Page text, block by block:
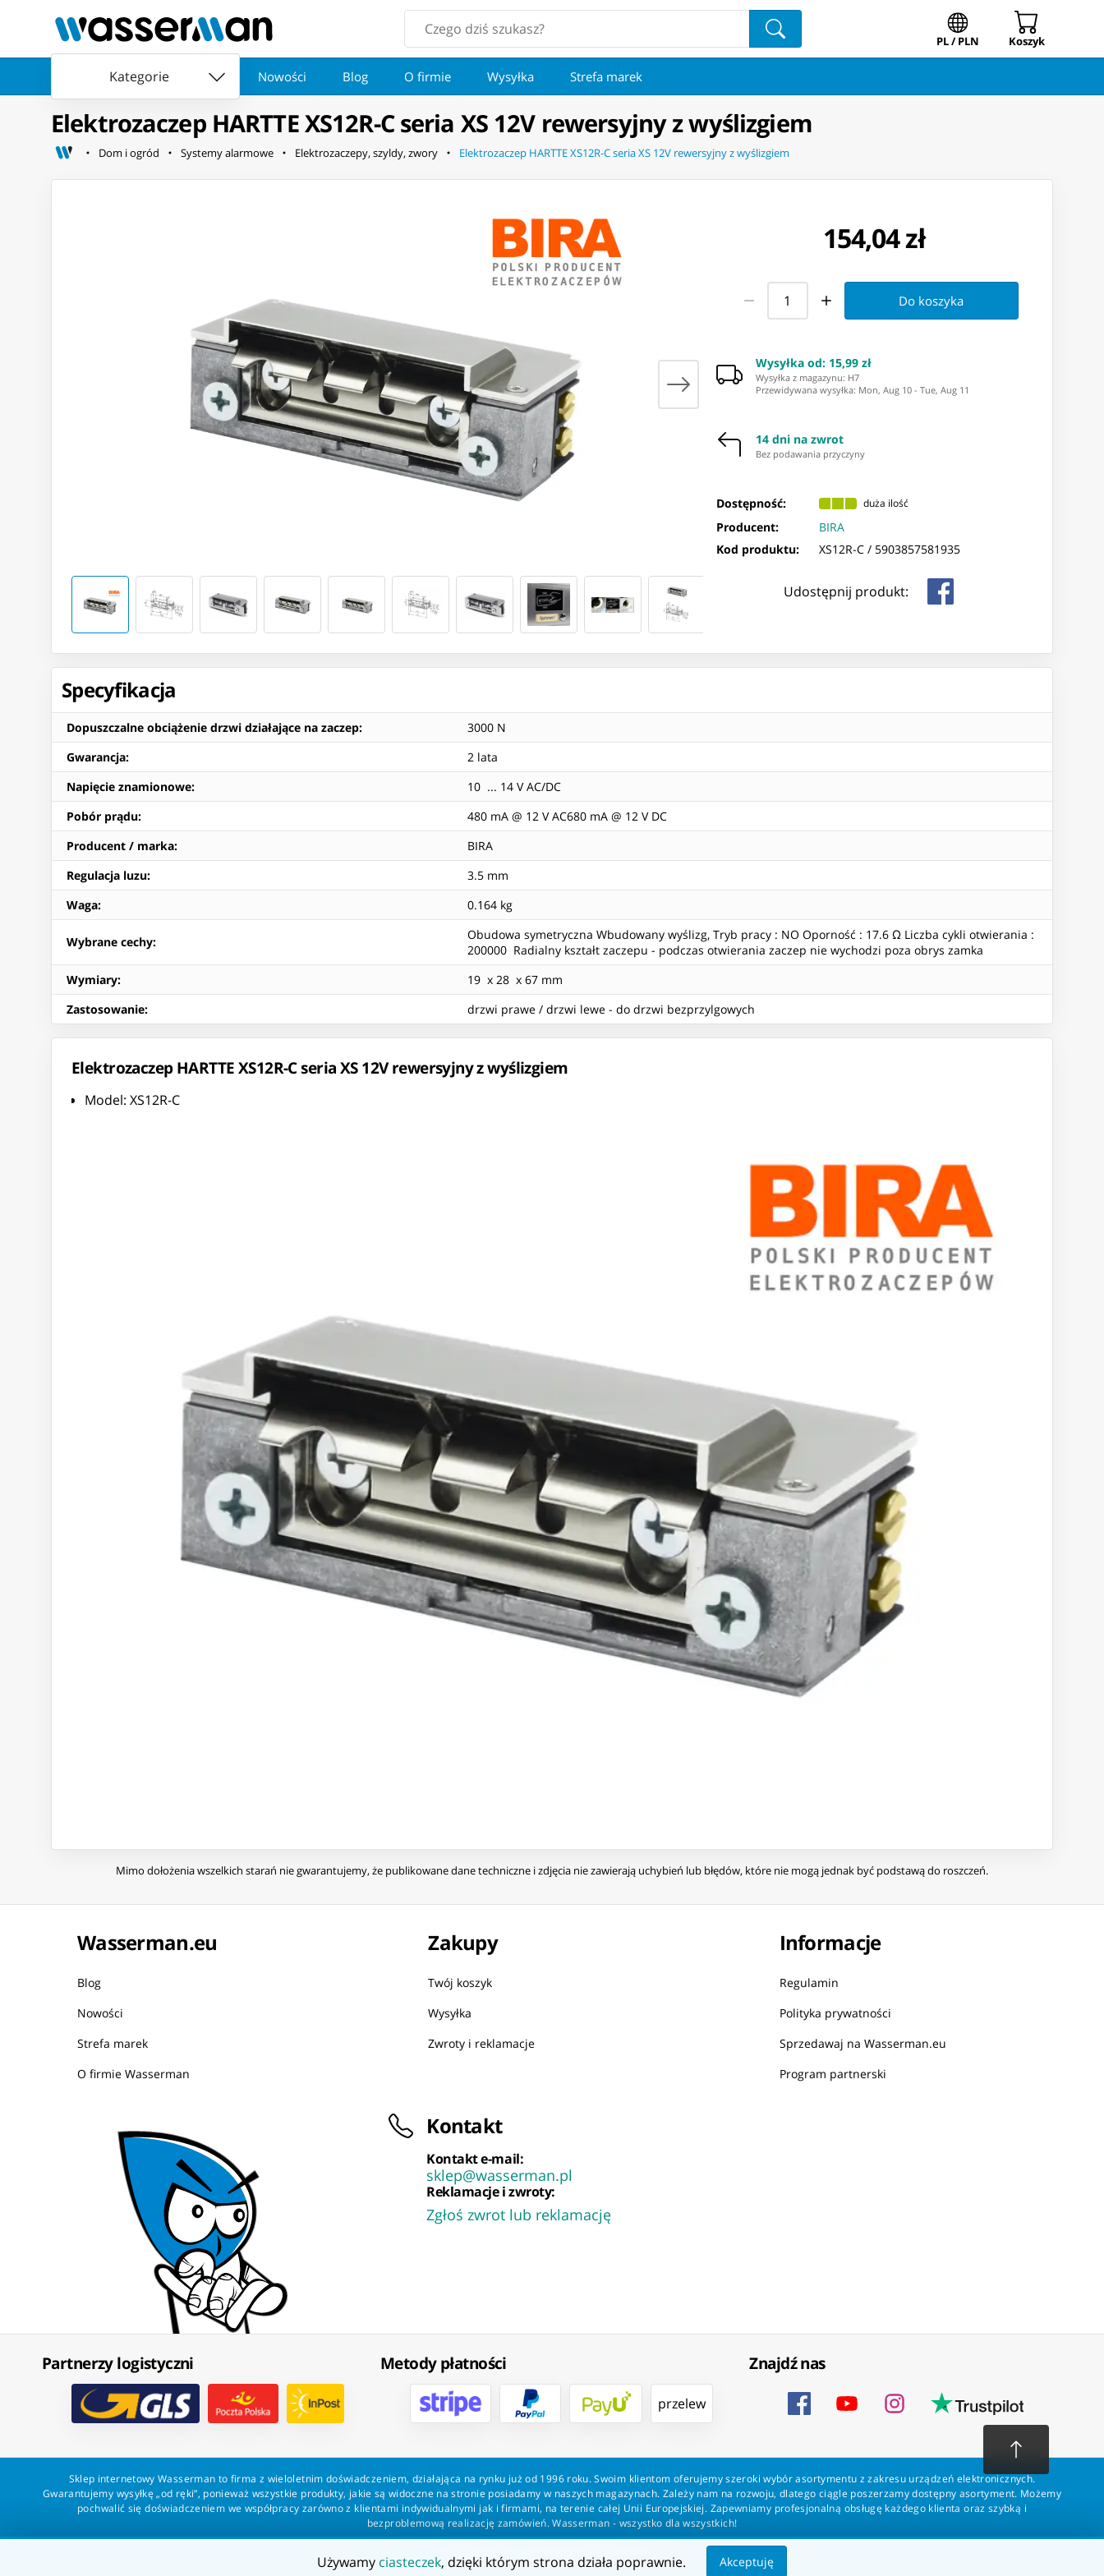
PL / PLN Koszyk
Kategorie Nowości Blog O firmie Wysyłka Strefa marek
Elektrozaczep HARTTE XS12R-C seria XS 12V rewersyjny z wyślizgiem
Dom i ogród Systemy alarmowe Elektrozaczepy, szyldy, zwory Elektrozaczep HARTTE XS12R-C seria XS 12V rewersyjny z wyślizgiem
154,04 zł
Do koszyka
Wysyłka od: 15,99 zł
Wysyłka z magazynu: ⁨H7⁩
Przewidywana wysyłka: Mon, Aug 10 -Tue, Aug 11
14 dni na zwrot
Bez podawania przyczyny
Dostępność: duża ilość
Producent:
BIRA
Kod produktu:
XS12R-C / 5903857581935
Udostępnij produkt:
Specyfikacja
Dopuszczalne obciążenie drzwi działające na zaczep:
3000 N
Gwarancja:
2 lata
Napięcie znamionowe:
10 ... 14 V AC/DC
Pobór prądu:
480 mA @ 12 V AC680 mA @ 12 V DC
Producent / marka:
BIRA
Regulacja luzu:
3.5 mm
Waga: 0.164 kg
Wybrane cechy:
Obudowa symetryczna Wbudowany wyślizg, Tryb pracy : NO Oporność : 17.6 Ω Liczba cykli otwierania :
200000 Radialny kształt zaczepu - podczas otwierania zaczep nie wychodzi poza obrys zamka
Wymiary:
19 x 28 x 67 mm
Zastosowanie: drzwi prawe / drzwi lewe - do drzwi bezprzylgowych
Elektrozaczep HARTTE XS12R-C seria XS 12V rewersyjny z wyślizgiem
Model: XS12R-C
Mimo dołożenia wszelkich starań nie gwarantujemy, że publikowane dane techniczne i zdjęcia nie zawierają uchybień lub błędów, które nie mogą jednak być podstawą do roszczeń.
Wasserman.eu
Blog
Nowości
Strefa marek
O firmie Wasserman
Zakupy
Twój koszyk
Wysyłka
Zwroty i reklamacje
Informacje
Regulamin
Polityka prywatności
Sprzedawaj na Wasserman.eu
Program partnerski
Kontakt
Kontakt e-mail:
sklep@wasserman.pl
Reklamacje i zwroty:
Zgłoś zwrot lub reklamację
Partnerzy logistyczni Metody płatności
przelew
Znajdź nas
Sklep internetowy Wasserman to firma z wieloletnim doświadczeniem, działająca na rynku już od 1996 roku. Swoim klientom oferujemy szeroki wybór asortymentu z zakresu urządzeń elektronicznych.
Gwarantujemy wysyłkę „od ręki”, ponieważ wszystkie produkty, jakie są widoczne na stronie posiadamy w naszych magazynach. Zależy nam na rozwoju, dlatego ciągle poszerzamy dostępny asortyment. Możemy
pochwalić się doświadczeniem we współpracy zarówno z klientami indywidualnymi jak i firmami, na terenie całej Unii Europejskiej. Zapewniamy profesjonalną obsługę każdego klienta oraz szybką i
bezproblemową realizację zamówień. Wasserman - wszystko dla wszystkich!
Używamy ciasteczek, dzięki którym strona działa poprawnie. Akceptuję